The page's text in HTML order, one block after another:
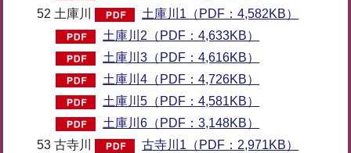
52 土庫川
土庫川1（PDF：4,582KB）
土庫川2（PDF：4,633KB）
土庫川3（PDF：4,616KB）
土庫川4（PDF：4,726KB）
土庫川5（PDF：4,581KB）
土庫川6（PDF：3,148KB）
53 古寺川
古寺川1（PDF：2,971KB）